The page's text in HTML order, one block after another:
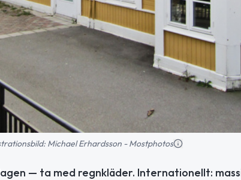
Michael Erhardsson - Mostphotos
— ta med regnkläder. Internationellt: